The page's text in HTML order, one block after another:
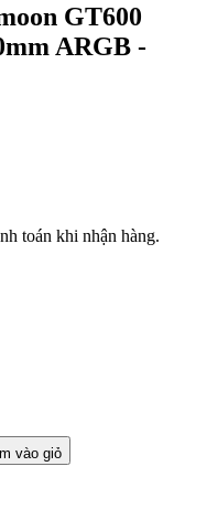
GT600
ARGB -
toán khi nhận hàng.
vào giỏ